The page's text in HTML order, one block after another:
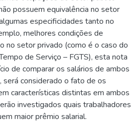
possuem equivalência no setor
especificidades tanto no
melhores condições de
no setor privado (como é o caso do
de Serviço – FGTS), esta nota
de comparar os salários de ambos
será considerado o fato de os
características distintas em ambos
investigados quais trabalhadores
maior prêmio salarial.